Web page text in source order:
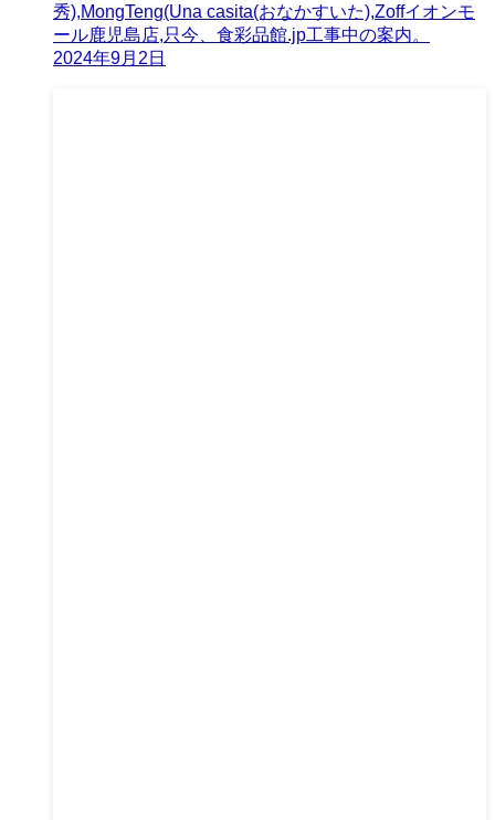
秀),MongTeng(Una casita(おなかすいた),Zoffイオンモ
ール鹿児島店,只今、食彩品館.jp工事中の案内。
2024年9月2日